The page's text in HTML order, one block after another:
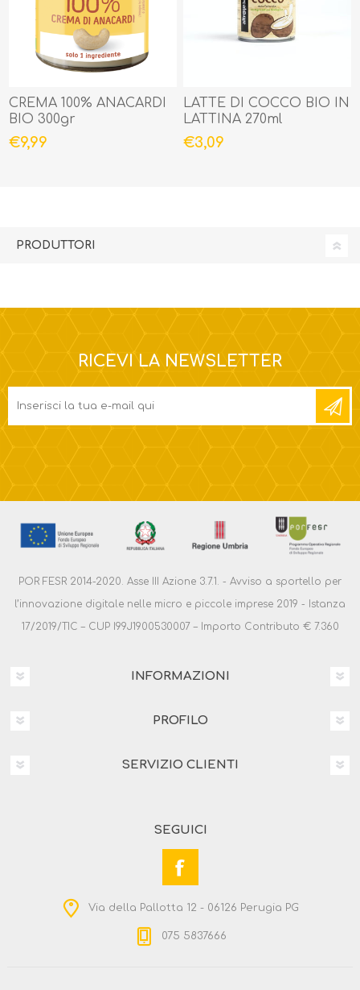
CREMA 100% ANACARDI
BIO 300gr
€9,99
LATTE DI COCCO BIO IN
LATTINA 270ml
€3,09
PRODUTTORI
RICEVI LA NEWSLETTER
POR FESR 2014-2020. Asse III Azione 3.7.1. - Avviso a sportello per
l’innovazione digitale nelle micro e piccole imprese 2019 - Istanza
17/2019/TIC – CUP I99J1900530007 – Importo Contributo € 7.360
INFORMAZIONI
PROFILO
SERVIZIO CLIENTI
SEGUICI
Via della Pallotta 12 - 06126 Perugia PG
075 5837666